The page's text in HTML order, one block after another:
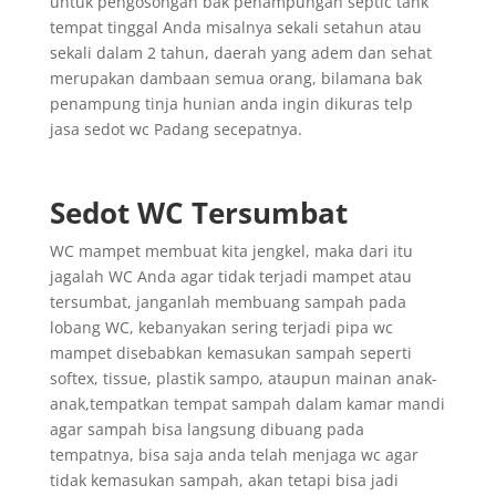
tempat tinggal Anda misalnya sekali setahun atau
sekali dalam 2 tahun, daerah yang adem dan sehat
merupakan dambaan semua orang, bilamana bak
penampung tinja hunian anda ingin dikuras telp
jasa sedot wc Padang secepatnya.
Sedot WC Tersumbat
WC mampet membuat kita jengkel, maka dari itu
jagalah WC Anda agar tidak terjadi mampet atau
tersumbat, janganlah membuang sampah pada
lobang WC, kebanyakan sering terjadi pipa wc
mampet disebabkan kemasukan sampah seperti
softex, tissue, plastik sampo, ataupun mainan anak-
anak,tempatkan tempat sampah dalam kamar mandi
agar sampah bisa langsung dibuang pada
tempatnya, bisa saja anda telah menjaga wc agar
tidak kemasukan sampah, akan tetapi bisa jadi